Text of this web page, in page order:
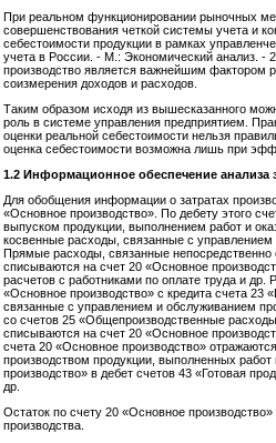
При реальном функционировании рыночных
совершенствования четкой системы учета и
себестоимости продукции в рамках
учета в России. - М.: Экономический анализ. -
производство является важнейшим фактором
соизмерения доходов и расходов.
Таким образом исходя из вышесказанного
роль в системе управления предприятием.
оценки реальной себестоимости нельзя
оценка себестоимости возможна лишь при
1.2 Информационное обеспечение анализа
Для обобщения информации о затратах
«Основное производство». По дебету этого
выпуском продукции, выполнением работ и
косвенные расходы, связанные с управлением
Прямые расходы, связанные непосредственно
списываются на счет 20 «Основное
расчетов с работниками по оплате труда и
«Основное производство» с кредита счета 23
связанные с управлением и обслуживанием
со счетов 25 «Общепроизводственные
списываются на счет 20 «Основное
счета 20 «Основное производство»
производством продукции, выполненных
производство» в дебет счетов 43 «Готовая
др.
Остаток по счету 20 «Основное
производства.